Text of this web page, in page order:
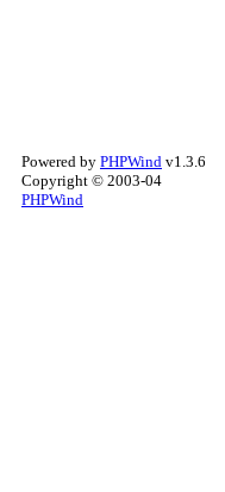
Powered by PHPWind v1.3.6
Copyright © 2003-04
PHPWind